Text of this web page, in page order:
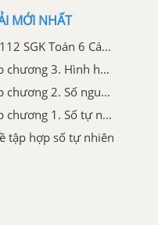
MỚI NHẤT
Giải bài 3 trang 112 SGK Toán 6 Cánh diều
Lý thuyết Ôn tập chương 3. Hình học trực quan
Lý thuyết Ôn tập chương 2. Số nguyên
Lý thuyết Ôn tập chương 1. Số tự nhiên
tập hợp số tự nhiên